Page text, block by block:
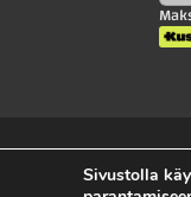
Sivustolla